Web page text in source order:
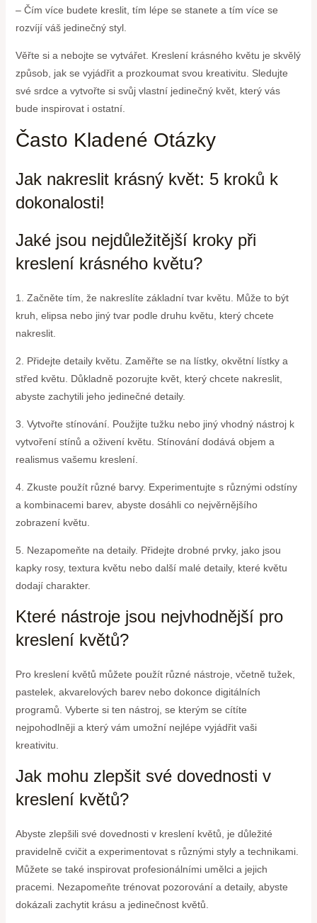
– Čím více budete kreslit, tím lépe se stanete a tím více se
rozvíjí váš jedinečný styl.
Věřte si a nebojte se vytvářet. Kreslení krásného květu je skvělý
způsob, jak se vyjádřit a prozkoumat svou kreativitu. Sledujte
své srdce a vytvořte si svůj vlastní jedinečný květ, který vás
bude inspirovat i ostatní.
Často Kladené Otázky
Jak nakreslit krásný květ: 5 kroků k
dokonalosti!
Jaké jsou nejdůležitější kroky při
kreslení krásného květu?
1. Začněte tím, že nakreslíte základní tvar květu. Může to být
kruh, elipsa nebo jiný tvar podle druhu květu, který chcete
nakreslit.
2. Přidejte detaily květu. Zaměřte se na lístky, okvětní lístky a
střed květu. Důkladně pozorujte květ, který chcete nakreslit,
abyste zachytili jeho jedinečné detaily.
3. Vytvořte stínování. Použijte tužku nebo jiný vhodný nástroj k
vytvoření stínů a oživení květu. Stínování dodává objem a
realismus vašemu kreslení.
4. Zkuste použít různé barvy. Experimentujte s různými odstíny
a kombinacemi barev, abyste dosáhli co nejvěrnějšího
zobrazení květu.
5. Nezapomeňte na detaily. Přidejte drobné prvky, jako jsou
kapky rosy, textura květu nebo další malé detaily, které květu
dodají charakter.
Které nástroje jsou nejvhodnější pro
kreslení květů?
Pro kreslení květů můžete použít různé nástroje, včetně tužek,
pastelek, akvarelových barev nebo dokonce digitálních
programů. Vyberte si ten nástroj, se kterým se cítíte
nejpohodlněji a který vám umožní nejlépe vyjádřit vaši
kreativitu.
Jak mohu zlepšit své dovednosti v
kreslení květů?
Abyste zlepšili své dovednosti v kreslení květů, je důležité
pravidelně cvičit a experimentovat s různými styly a technikami.
Můžete se také inspirovat profesionálními umělci a jejich
pracemi. Nezapomeňte trénovat pozorování a detaily, abyste
dokázali zachytit krásu a jedinečnost květů.